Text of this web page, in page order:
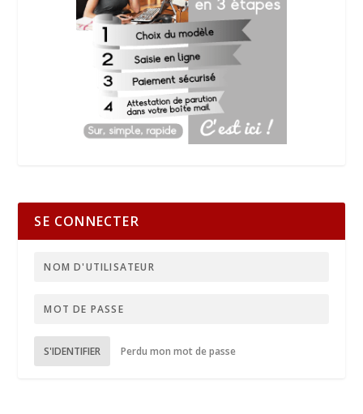
SE CONNECTER
S'IDENTIFIER Perdu mon mot de passe